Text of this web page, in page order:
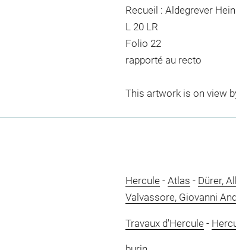
Recueil : Aldegrever
L 20 LR
Folio 22
rapporté au recto
This artwork is on view
Hercule- Atlas - Dürer,
Valvassore, Giovanni
Travaux d'Hercule-